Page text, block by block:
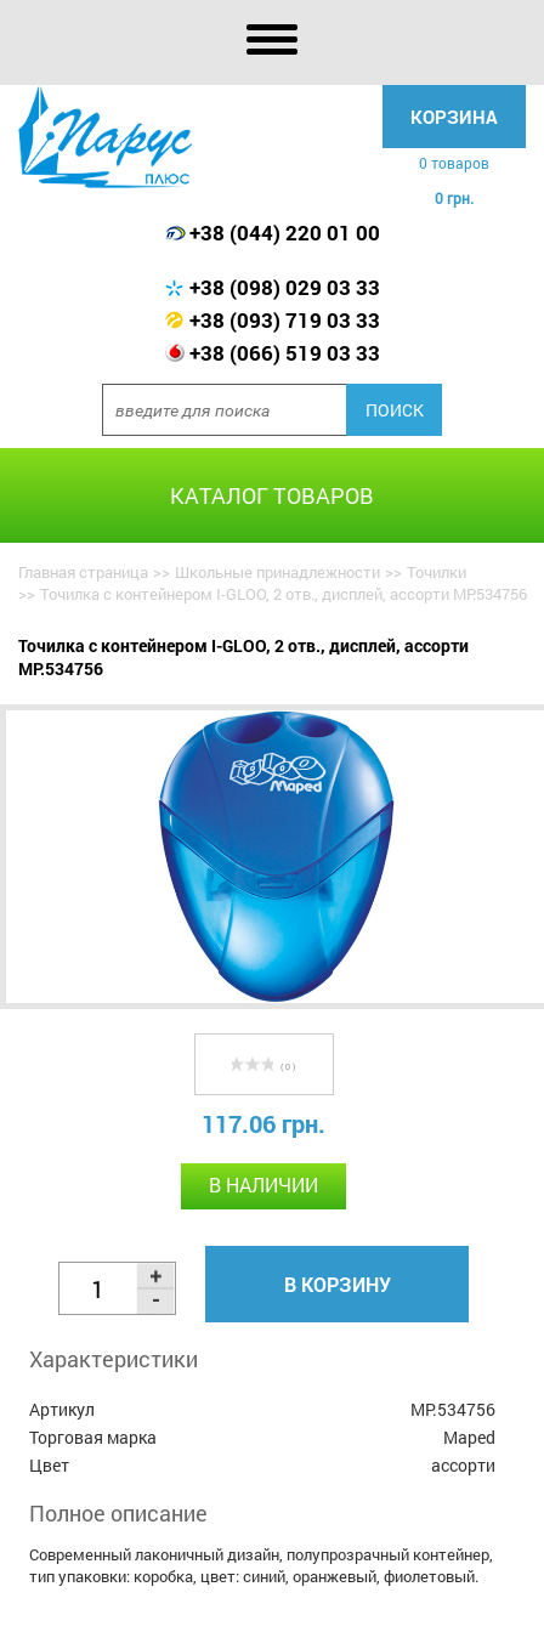
КОРЗИНА
0 товаров
0 грн.
+38 (044) 220 01 00
+38 (098) 029 03 33
+38 (093) 719 03 33
+38 (066) 519 03 33
КАТАЛОГ ТОВАРОВ
Главная страница >> Школьные принадлежности >> Точилки
>> Точилка с контейнером I-GLOO, 2 отв., дисплей, ассорти MP.534756
Точилка с контейнером I-GLOO, 2 отв., дисплей, ассорти
MP.534756
( 0 )
117.06 грн.
В НАЛИЧИИ
В КОРЗИНУ
Характеристики
Артикул
MP.534756
Торговая марка
Maped
Цвет
ассорти
Полное описание
Современный лаконичный дизайн, полупрозрачный контейнер,
тип упаковки: коробка, цвет: cиний, оранжевый, фиолетовый.